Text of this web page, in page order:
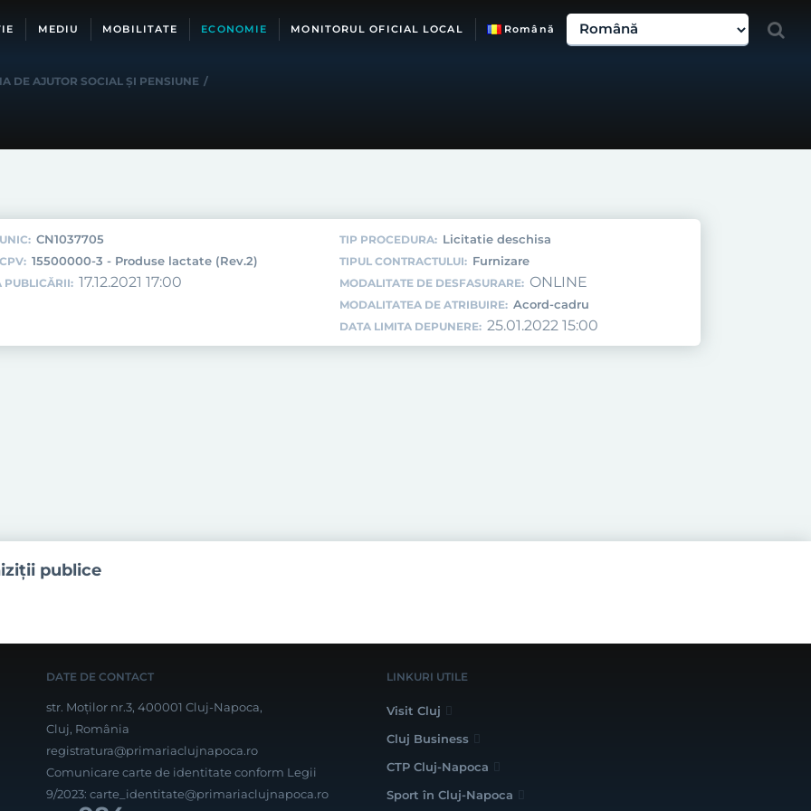
MEDIU MOBILITATE ECONOMIE MONITORUL OFICIAL LOCAL Română
DE AJUTOR SOCIAL ȘI PENSIUNE /
CN1037705
15500000-3 - Produse lactate (Rev.2)
PUBLICĂRII: 17.12.2021 17:00
TIP PROCEDURA: Licitatie deschisa
TIPUL CONTRACTULUI: Furnizare
MODALITATE DE DESFASURARE: ONLINE
MODALITATEA DE ATRIBUIRE: Acord-cadru
DATA LIMITA DEPUNERE: 25.01.2022 15:00
publice
DATE DE CONTACT
str. Moților nr.3, 400001 Cluj-Napoca,
Cluj, România
registratura@primariaclujnapoca.ro
Comunicare carte de identitate conform Legii
9/2023: carte_identitate@primariaclujnapoca.ro
LINKURI UTILE
Visit Cluj
Cluj Business
CTP Cluj-Napoca
Sport în Cluj-Napoca